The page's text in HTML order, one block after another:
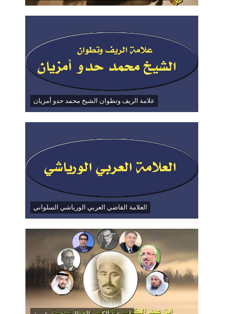
علامة الريف وتطوان الشيخ محمد حدو أمزيان
العلامة القاضي العربي الورياشي السلواني